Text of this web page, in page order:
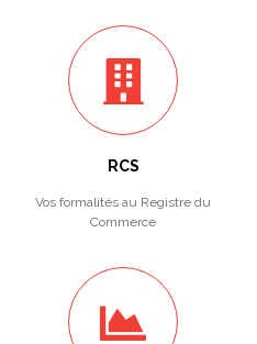
RCS
Vos formalités au Registre du
Commerce